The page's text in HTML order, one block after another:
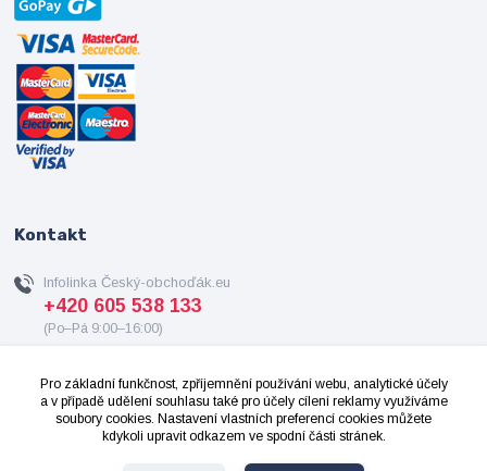
Kontakt
Infolinka Český-obchoďák.eu
+420 605 538 133
(Po–Pá 9:00–16:00)
Pro základní funkčnost, zpříjemnění používání webu, analytické účely
a v případě udělení souhlasu také pro účely cílení reklamy využíváme
soubory cookies. Nastavení vlastních preferencí cookies můžete
kdykoli upravit odkazem ve spodní části stránek.